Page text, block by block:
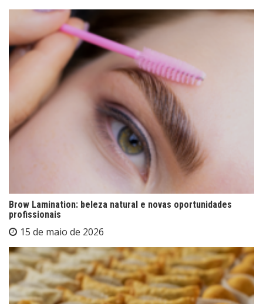
Brow Lamination: beleza natural e novas oportunidades
profissionais
15 de maio de 2026